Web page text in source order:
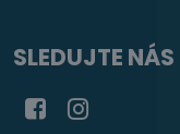
SLEDUJTE NÁS
FacebookInstagram